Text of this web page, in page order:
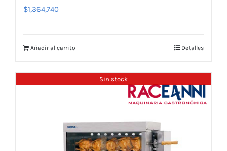
$1,364,740
Añadir al carrito Detalles
Sin stock